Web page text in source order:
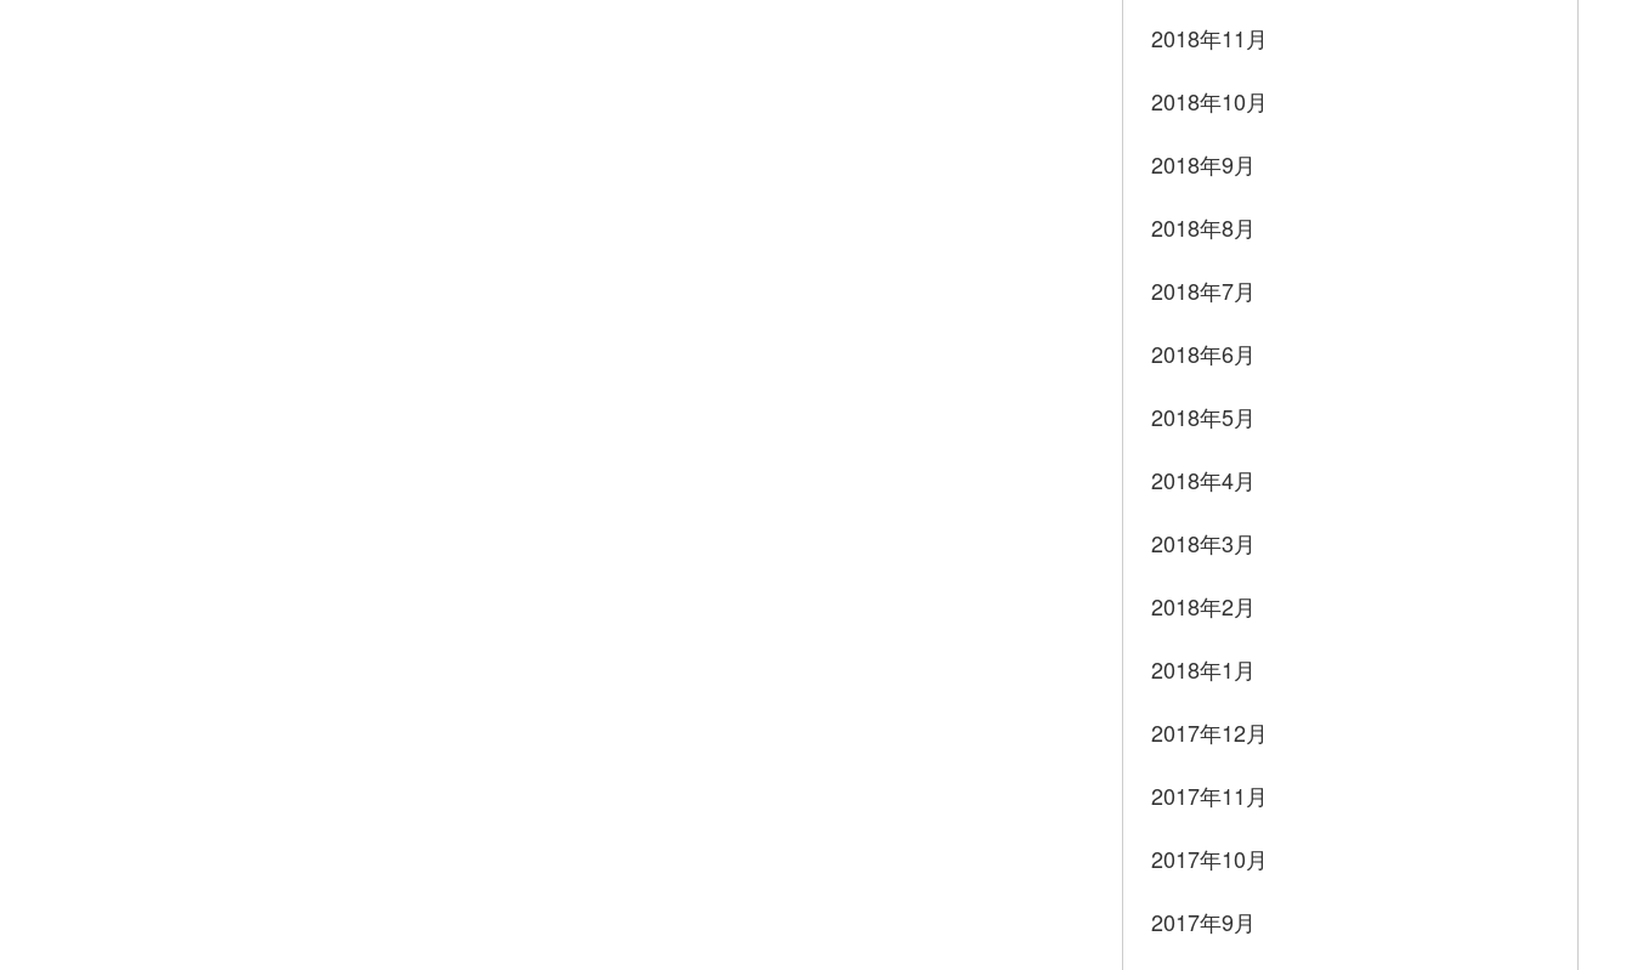
2018年11月
2018年10月
2018年9月
2018年8月
2018年7月
2018年6月
2018年5月
2018年4月
2018年3月
2018年2月
2018年1月
2017年12月
2017年11月
2017年10月
2017年9月